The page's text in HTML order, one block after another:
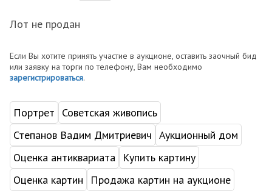
Лот не продан
Если Вы хотите принять участие в аукционе, оставить заочный бид
или заявку на торги по телефону, Вам необходимо
зарегистрироваться.
Портрет
Советская живопись
Степанов Вадим Дмитриевич Аукционный дом
Оценка антиквариата
Купить картину
Оценка картин
Продажа картин на аукционе